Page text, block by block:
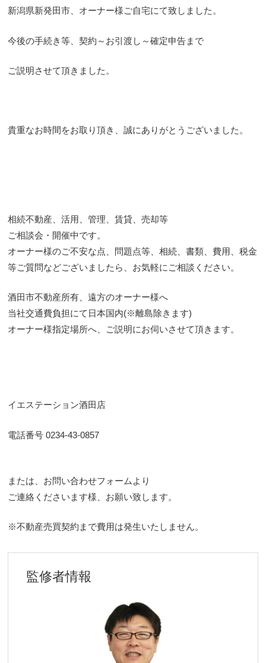
新潟県新発田市、オーナー様ご自宅にて致しました。
今後の手続き等、契約～お引渡し～確定申告まで
ご説明させて頂きました。
貴重なお時間をお取り頂き、誠にありがとうございました。
相続不動産、活用、管理、賃貸、売却等
ご相談会・開催中です。
オーナー様のご不安な点、問題点等、相続、書類、費用、税金
等ご質問などございましたら、お気軽にご相談ください。
酒田市不動産所有、遠方のオーナー様へ
当社交通費負担にて日本国内(※離島除きます)
オーナー様指定場所へ、ご説明にお伺いさせて頂きます。
イエステーション酒田店
電話番号 0234-43-0857
または、お問い合わせフォームより
ご連絡くださいます様、お願い致します。
※不動産売買契約まで費用は発生いたしません。
監修者情報